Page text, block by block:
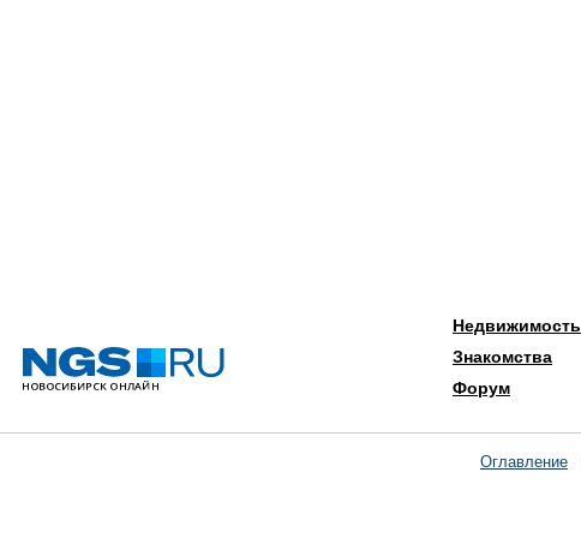
Недвижимость
Знакомства
Форум
Оглавление